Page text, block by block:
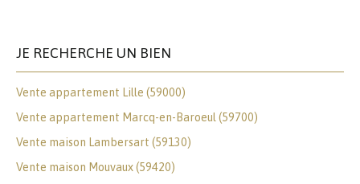
JE RECHERCHE UN BIEN
Vente appartement Lille (59000)
Vente appartement Marcq-en-Baroeul (59700)
Vente maison Lambersart (59130)
Vente maison Mouvaux (59420)